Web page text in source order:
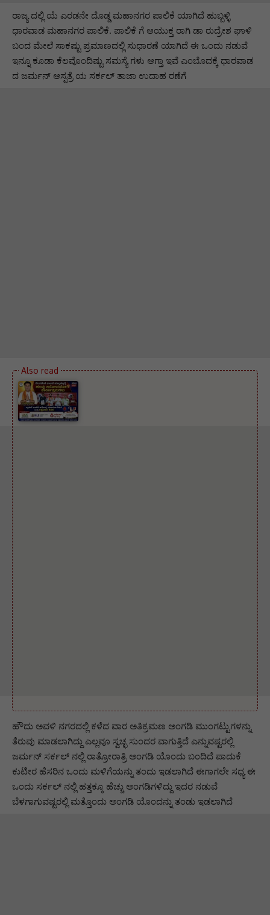
ರಾಜ್ಯ ದಲ್ಲಿ ಯೆ ಎರಡನೇ ದೊಡ್ಡ ಮಹಾನಗರ ಪಾಲಿಕೆ ಯಾಗಿದೆ ಹುಬ್ಬಳ್ಳಿ
ಧಾರವಾಡ ಮಹಾನಗರ ಪಾಲಿಕೆ. ಪಾಲಿಕೆ ಗೆ ಆಯುಕ್ತ ರಾಗಿ ಡಾ ರುದ್ರೇಶ ಘಾಳಿ
ಬಂದ ಮೇಲೆ ಸಾಕಷ್ಟು ಪ್ರಮಾಣದಲ್ಲಿ ಸುಧಾರಣೆ ಯಾಗಿದೆ ಈ ಒಂದು ನಡುವೆ
ಇನ್ನೂ ಕೂಡಾ ಕೆಲವೊಂದಿಷ್ಟು ಸಮಸ್ಯೆ ಗಳು ಆಗ್ತಾ ಇವೆ ಎಂಬೊದಕ್ಕೆ ಧಾರವಾಡ
ದ ಜರ್ಮನ್ ಆಸ್ಪತ್ರೆ ಯ ಸರ್ಕಲ್ ತಾಜಾ ಉದಾಹ ರಣೆಗೆ
ಹೌದು ಅವಳಿ ನಗರದಲ್ಲಿ ಕಳೆದ ವಾರ ಅತಿಕ್ರಮಣ ಅಂಗಡಿ ಮುಂಗಟ್ಟುಗಳನ್ನು
ತೆರುವು ಮಾಡಲಾಗಿದ್ದು ಎಲ್ಲವೂ ಸ್ವಚ್ಛ ಸುಂದರ ವಾಗುತ್ತಿದೆ ಎನ್ನುವಷ್ಟರಲ್ಲಿ
ಜರ್ಮನ್ ಸರ್ಕಲ್ ನಲ್ಲಿ ರಾತ್ರೋರಾತ್ರಿ ಅಂಗಡಿ ಯೊಂದು ಬಂದಿದೆ ಪಾದುಕೆ
ಕುಟೀರ ಹೆಸರಿನ ಒಂದು ಮಳಿಗೆಯನ್ನು ತಂದು ಇಡಲಾಗಿದೆ ಈಗಾಗಲೇ ಸಧ್ಯ ಈ
ಒಂದು ಸರ್ಕಲ್ ನಲ್ಲಿ ಹತ್ತಕ್ಕೂ ಹೆಚ್ಚು ಅಂಗಡಿಗಳಿದ್ದು ಇದರ ನಡುವೆ
ಬೆಳಗಾಗುವಷ್ಟರಲ್ಲಿ ಮತ್ತೊಂದು ಅಂಗಡಿ ಯೊಂದನ್ನು ತಂಡು ಇಡಲಾಗಿದೆ